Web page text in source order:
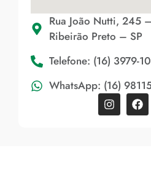
Rua João Nutti, 245
Ribeirão Preto – SP
Telefone: (16) 3979-
WhatsApp: (16)